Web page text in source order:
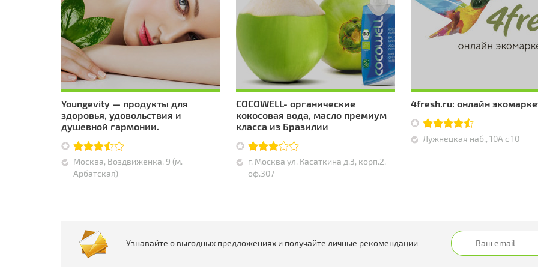
Youngevity — продукты для
здоровья, удовольствия и
душевной гармонии.
Москва, Воздвиженка, 9 (м.
Арбатская)
COCOWELL- органические
кокосовая вода, масло премиум
класса из Бразилии
г. Москва ул. Касаткина д.3, корп.2,
оф.307
4fresh.ru: онлайн
Лужнецкая наб., 10А с 10
Узнавайте о выгодных предложениях и получайте личные рекомендации